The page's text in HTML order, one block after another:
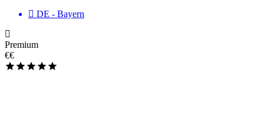
DE - Bayern
Premium
€€